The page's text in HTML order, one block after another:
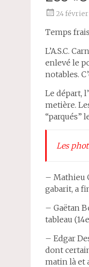
24 février
Temps
L’A.S.C.
enlevé le
notables.
Le départ,
metière.
“parqués”
Les
– Mathieu
gabarit, a
– Gaëtan
tableau
– Edgar
dont
matin là et